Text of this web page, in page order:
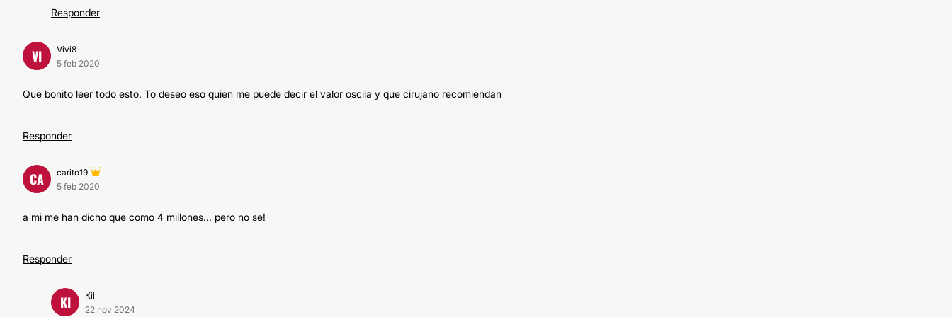
Responder
VI
Vivi8
5 feb 2020
Que bonito leer todo esto. To deseo eso quien me puede decir el valor oscila y que cirujano recomiendan
Responder
CA
carito19
5 feb 2020
a mi me han dicho que como 4 millones... pero no se!
Responder
KI
Kil
22 nov 2024